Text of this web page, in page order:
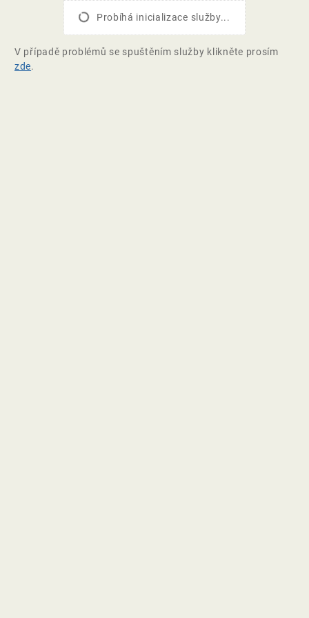
Probíhá inicializace služby...
V případě problémů se spuštěním služby klikněte prosím
zde.